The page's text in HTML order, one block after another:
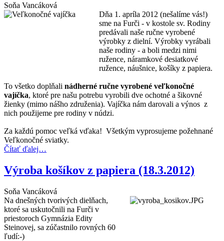
Soňa Vancáková
Dňa 1. apríla 2012 (nešalíme vás!)
sme na Furči - v kostole sv. Rodiny
predávali naše ručne vyrobené
výrobky z dielní. Výrobky vyrábali
naše rodiny - a boli medzi nimi
ružence, náramkové desiatkové
ružence, náušnice, košíky z papiera.
To všetko doplňali nádherné ručne vyrobené veľkonočné
vajíčka, ktoré pre našu potrebu vyrobili dve ochotné a šikovné
žienky (mimo nášho združenia). Vajíčka nám darovali a výnos z
nich použijeme pre rodiny v núdzi.
Za každú pomoc veľká vďaka! Všetkým vyprosujeme požehnané
Veľkonočné sviatky.
Čítať ďalej…
Výroba košíkov z papiera (18.3.2012)
Soňa Vancáková
Na dnešných tvorivých dielňach,
ktoré sa uskutočnili na Furči v
priestoroch Gymnázia Edity
Steinovej, sa zúčastnilo rovných 60
ľudí:-)